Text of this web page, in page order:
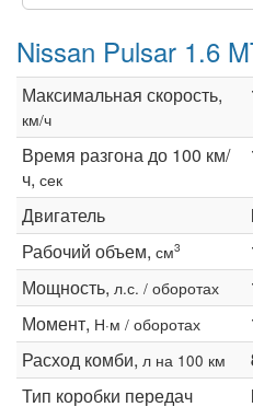
Nissan Pulsar 1.6
Максимальная скорость,
км/ч
Время разгона до 100 км/
ч, сек
Двигатель
Рабочий объем, см3
Мощность, л.с. / оборотах
Момент, Н·м / оборотах
Расход комби, л на 100 км
Тип коробки передач